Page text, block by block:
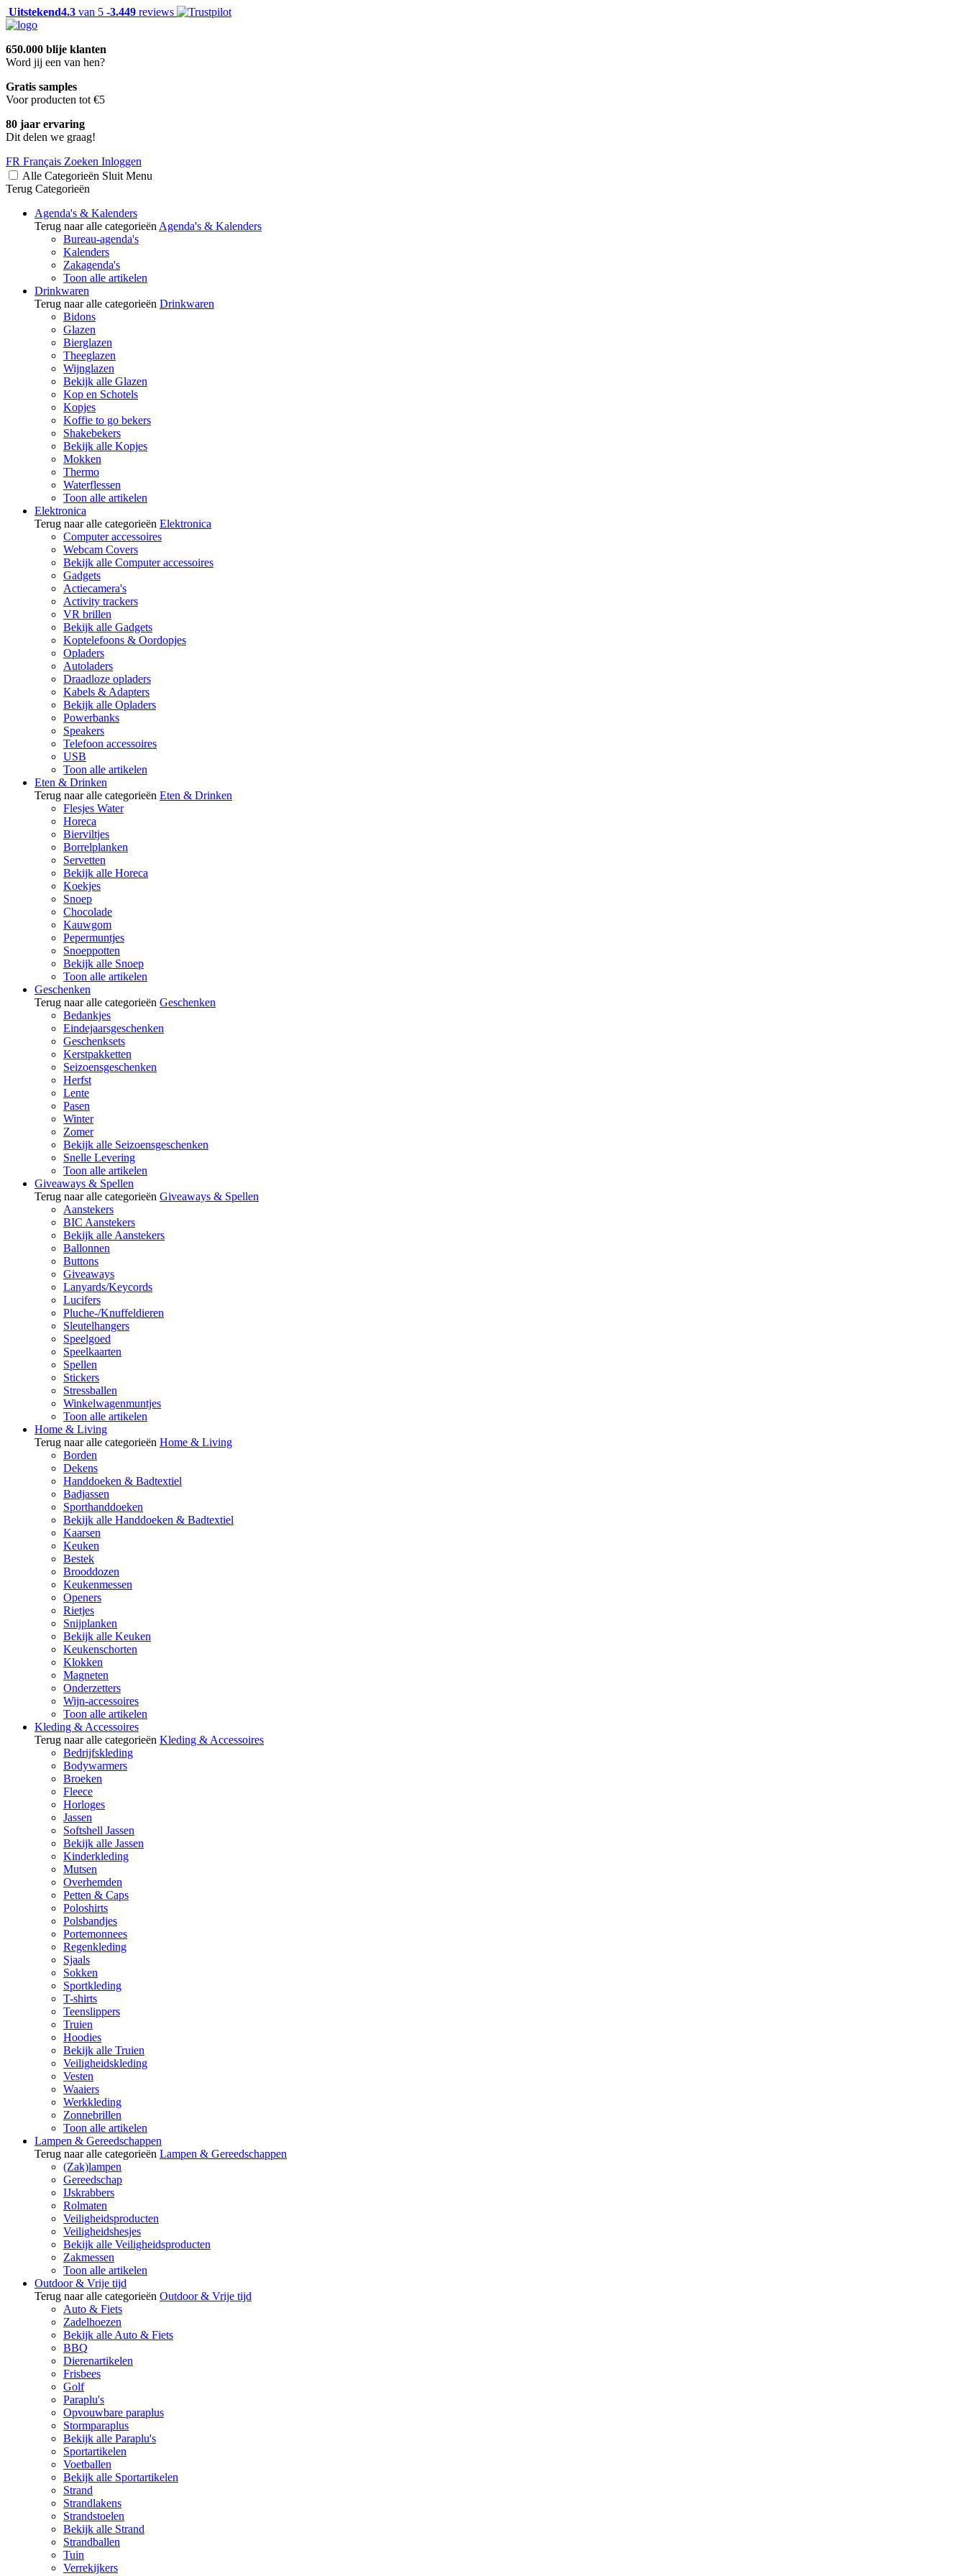
Uitstekend4.3 van 5 -3.449 reviews
650.000 blije klanten
Word jij een van hen?
Gratis samples
Voor producten tot €5
80 jaar ervaring
Dit delen we graag!
FR Français Zoeken Inloggen
Alle Categorieën Sluit Menu
Terug Categorieën
Agenda's & Kalenders
Terug naar alle categorieën Agenda's & Kalenders
Bureau-agenda's
Kalenders
Zakagenda's
Toon alle artikelen
Drinkwaren
Terug naar alle categorieën Drinkwaren
Bidons
Glazen
Bierglazen
Theeglazen
Wijnglazen
Bekijk alle Glazen
Kop en Schotels
Kopjes
Koffie to go bekers
Shakebekers
Bekijk alle Kopjes
Mokken
Thermo
Waterflessen
Toon alle artikelen
Elektronica
Terug naar alle categorieën Elektronica
Computer accessoires
Webcam Covers
Bekijk alle Computer accessoires
Gadgets
Actiecamera's
Activity trackers
VR brillen
Bekijk alle Gadgets
Koptelefoons & Oordopjes
Opladers
Autoladers
Draadloze opladers
Kabels & Adapters
Bekijk alle Opladers
Powerbanks
Speakers
Telefoon accessoires
USB
Toon alle artikelen
Eten & Drinken
Terug naar alle categorieën Eten & Drinken
Flesjes Water
Horeca
Bierviltjes
Borrelplanken
Servetten
Bekijk alle Horeca
Koekjes
Snoep
Chocolade
Kauwgom
Pepermuntjes
Snoeppotten
Bekijk alle Snoep
Toon alle artikelen
Geschenken
Terug naar alle categorieën Geschenken
Bedankjes
Eindejaarsgeschenken
Geschenksets
Kerstpakketten
Seizoensgeschenken
Herfst
Lente
Pasen
Winter
Zomer
Bekijk alle Seizoensgeschenken
Snelle Levering
Toon alle artikelen
Giveaways & Spellen
Terug naar alle categorieën Giveaways & Spellen
Aanstekers
BIC Aanstekers
Bekijk alle Aanstekers
Ballonnen
Buttons
Giveaways
Lanyards/Keycords
Lucifers
Pluche-/Knuffeldieren
Sleutelhangers
Speelgoed
Speelkaarten
Spellen
Stickers
Stressballen
Winkelwagenmuntjes
Toon alle artikelen
Home & Living
Terug naar alle categorieën Home & Living
Borden
Dekens
Handdoeken & Badtextiel
Badjassen
Sporthanddoeken
Bekijk alle Handdoeken & Badtextiel
Kaarsen
Keuken
Bestek
Brooddozen
Keukenmessen
Openers
Rietjes
Snijplanken
Bekijk alle Keuken
Keukenschorten
Klokken
Magneten
Onderzetters
Wijn-accessoires
Toon alle artikelen
Kleding & Accessoires
Terug naar alle categorieën Kleding & Accessoires
Bedrijfskleding
Bodywarmers
Broeken
Fleece
Horloges
Jassen
Softshell Jassen
Bekijk alle Jassen
Kinderkleding
Mutsen
Overhemden
Petten & Caps
Poloshirts
Polsbandjes
Portemonnees
Regenkleding
Sjaals
Sokken
Sportkleding
T-shirts
Teenslippers
Truien
Hoodies
Bekijk alle Truien
Veiligheidskleding
Vesten
Waaiers
Werkkleding
Zonnebrillen
Toon alle artikelen
Lampen & Gereedschappen
Terug naar alle categorieën Lampen & Gereedschappen
(Zak)lampen
Gereedschap
IJskrabbers
Rolmaten
Veiligheidsproducten
Veiligheidshesjes
Bekijk alle Veiligheidsproducten
Zakmessen
Toon alle artikelen
Outdoor & Vrije tijd
Terug naar alle categorieën Outdoor & Vrije tijd
Auto & Fiets
Zadelhoezen
Bekijk alle Auto & Fiets
BBQ
Dierenartikelen
Frisbees
Golf
Paraplu's
Opvouwbare paraplus
Stormparaplus
Bekijk alle Paraplu's
Sportartikelen
Voetballen
Bekijk alle Sportartikelen
Strand
Strandlakens
Strandstoelen
Bekijk alle Strand
Strandballen
Tuin
Verrekijkers